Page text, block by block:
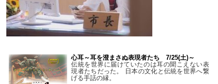
心耳～耳を澄まさぬ表現者たち 7/25(土)～
伝統を世界に届けていたのは耳の聞こえない表
現者たちだった。 日本の文化と伝統を世界へ繋
げる手話の縁。